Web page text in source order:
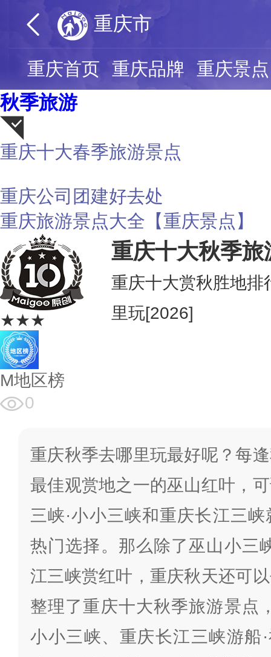
重庆市
重庆首页 重庆品牌 重庆景点
秋季旅游
重庆十大春季旅游景点
重庆公司团建好去处
重庆旅游景点大全【重庆景点】
★★★
重庆十大秋季旅
重庆十大赏秋胜地排
里玩[2026]
M地区榜
0
重庆秋季去哪里玩最好呢？每
最佳观赏地之一的巫山红叶，
三峡·小小三峡和重庆长江三
热门选择。那么除了巫山小三
江三峡赏红叶，重庆秋天还可
整理了重庆十大秋季旅游景点
小小三峡、重庆长江三峡游船